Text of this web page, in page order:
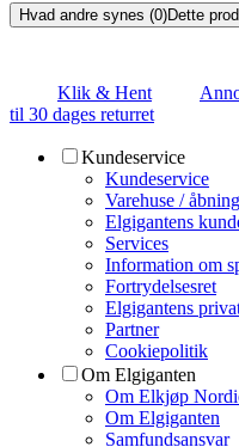
Hvad andre synes (0)Dette
Klik & Hent
til 30 dages returret
Kundeservice
Kundeservice
Varehuse /
Elgigantens
Services
Information om
Fortrydelsesret
Elgigantens
Partner
Cookiepolitik
Om Elgiganten
Om Elkjøp
Om Elgiganten
Samfundsansvar